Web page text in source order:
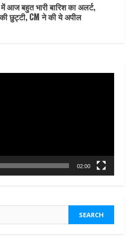
आज बहुत भारी बारिश का अलर्ट,
छुट्टी, CM ने की ये अपील
02:00